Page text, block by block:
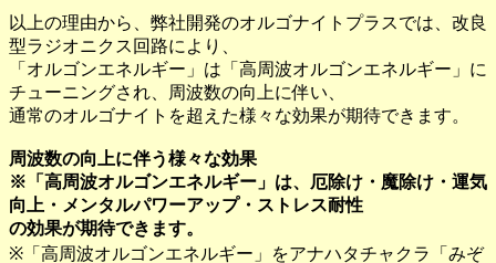
以上の理由から、弊社開発のオルゴナイトプラスでは、改良
型ラジオニクス回路により、
「オルゴンエネルギー」は「高周波オルゴンエネルギー」に
チューニングされ、周波数の向上に伴い、
通常のオルゴナイトを超えた様々な効果が期待できます。
周波数の向上に伴う様々な効果
※「高周波オルゴンエネルギー」は、厄除け・魔除け・運気
向上・メンタルパワーアップ・ストレス耐性
の効果が期待できます。
※「高周波オルゴンエネルギー」をアナハタチャクラ「みぞ